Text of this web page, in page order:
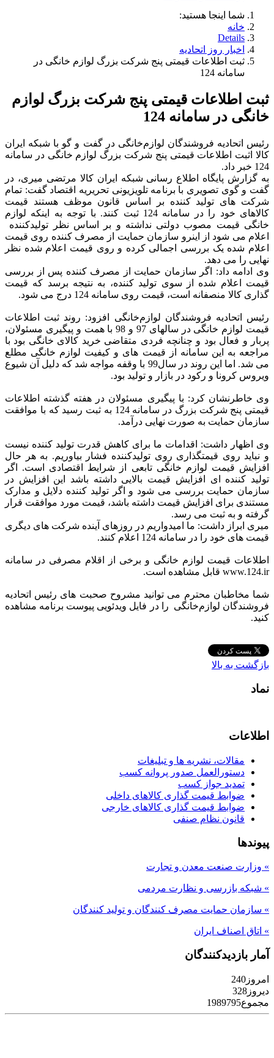
شما اینجا هستید:
خانه
Details
اخبار روز اتحادیه
ثبت اطلاعات قیمتی پنج شرکت بزرگ لوازم خانگی در
سامانه 124
ثبت اطلاعات قیمتی پنج شرکت بزرگ لوازم
خانگی در سامانه 124
رئیس اتحادیه فروشندگان لوازم‌خانگی در گفت و گو با شبکه ایران
کالا اثبت اطلاعات قیمتی پنج شرکت بزرگ لوازم خانگی در سامانه
124 خبر داد.
به گزارش پایگاه اطلاع رسانی شبکه ایران کالا مرتضی میری، در
گفت و گوی تصویری با برنامه تلویزیونی تحریریه اقتصاد گفت: تمام
شرکت های تولید کننده بر اساس قانون موظف هستند قیمت
کالاهای خود را در سامانه 124 ثبت کنند. با توجه به اینکه لوازم
خانگی قیمت مصوب دولتی نداشته و بر اساس نظر تولیدکننده
اعلام می شود از اینرو سازمان حمایت از مصرف کننده روی قیمت
اعلام شده یک بررسی اجمالی کرده و روی قیمت اعلام شده نظر
نهایی را می دهد.
وی ادامه داد: اگر سازمان حمایت از مصرف کننده پس از بررسی
قیمت اعلام شده از سوی تولید کننده، به نتیجه برسد که قیمت
گذاری کالا منصفانه است، قیمت روی سامانه 124 درج می شود.
رئیس اتحادیه فروشندگان لوازم‌خانگی افزود: روند ثبت اطلاعات
قیمت لوازم خانگی در سالهای 97 و 98 با همت و پیگیری مسئولان،
پربار و فعال بود و چنانچه فردی متقاضی خرید کالای خانگی بود با
مراجعه به این سامانه از قیمت های و کیفیت لوازم خانگی مطلع
می شد. اما این روند در سال99 با وقفه مواجه شد که دلیل آن شیوع
ویروس کرونا و رکود در بازار و تولید بود.
وی خاطرنشان کرد: با پیگیری مسئولان در هفته گذشته اطلاعات
قیمتی پنج شرکت بزرگ در سامانه 124 به ثبت رسید که با موافقت
سازمان حمایت به صورت نهایی درآمد.
وی اظهار داشت: اقدامات ما برای کاهش قدرت تولید کننده نیست
و نباید روی قیمتگذاری روی تولیدکننده فشار بیاوریم. به هر حال
افزایش قیمت لوازم خانگی تابعی از شرایط اقتصادی است. اگر
تولید کننده ای افزایش قیمت بالایی داشته باشد این افزایش در
سازمان حمایت بررسی می شود و اگر تولید کننده دلایل و مدارک
مستندی برای افزایش قیمت داشته باشد، قیمت مورد موافقت قرار
گرفته و به ثبت می رسد.
میری ابراز داشت: ما امیدواریم در روزهای آینده شرکت های دیگری
قیمت های خود را در سامانه 124 اعلام کنند.
اطلاعات قیمت لوازم خانگی و برخی از اقلام مصرفی در سامانه
www.124.ir قابل مشاهده است.
شما مخاطبان محترم می توانید مشروح صحبت های رئیس اتحادیه
فروشندگان لوازم‌خانگی را در فایل ویدئویی پیوست برنامه مشاهده
کنید.
بازگشت به بالا
نماد
اطلاعات
مقالات، نشریه ها و تبلیغات
دستورالعمل صدور پروانه کسب
تمدید جواز کسب
ضوابط قیمت گذاری کالاهای داخلی
ضوابط قیمت گذاری کالاهای خارجی
قانون نظام صنفی
پیوندها
» وزارت صنعت معدن و تجارت
» شبکه بازرسی و نظارت مردمی
» سازمان حمایت مصرف کنندگان و تولید کنندگان
» اتاق اصناف ایران
آمار بازدیدکنندگان
امروز 240
دیروز 328
مجموع1989795